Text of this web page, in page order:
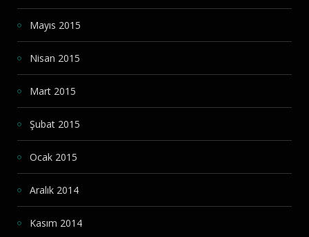
Mayıs 2015
Nisan 2015
Mart 2015
Şubat 2015
Ocak 2015
Aralık 2014
Kasım 2014